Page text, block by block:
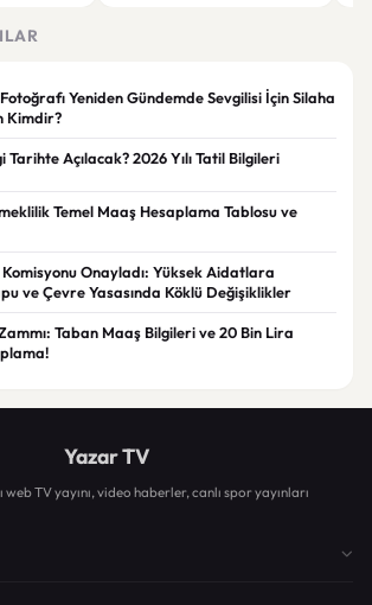
Yeniden Gündemde Sevgilisi İçin Silaha
Kimdir?
Açılacak? 2026 Yılı Tatil Bilgileri
Temel Maaş Hesaplama Tablosu ve
Onayladı: Yüksek Aidatlara
ve Çevre Yasasında Köklü Değişiklikler
Taban Maaş Bilgileri ve 20 Bin Lira
Yazar TV
web TV yayını, video haberler, canlı spor yayınları